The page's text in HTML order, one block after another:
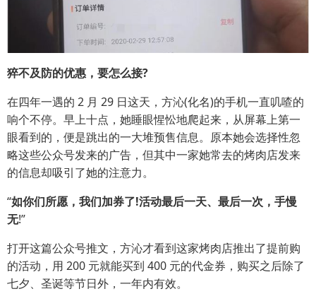
猝不及防的优惠，要怎么接?
在四年一遇的 2 月 29 日这天，方沁(化名)的手机一直叽喳的
响个不停。早上十点，她睡眼惺忪地爬起来，从屏幕上第一
眼看到的，便是跳出的一大堆预售信息。原本她会选择性忽
略这些公众号发来的广告，但其中一家她常去的烤肉店发来
的信息却吸引了她的注意力。
“如你们所愿，我们加券了!活动最后一天、最后一次，手慢
无!”
打开这篇公众号推文，方沁才看到这家烤肉店推出了提前购
的活动，用 200 元就能买到 400 元的代金券，购买之后除了
七夕、圣诞等节日外，一年内有效。